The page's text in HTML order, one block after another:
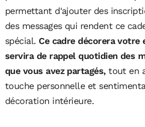
permettant d'ajouter des
des messages qui rendent ce
spécial. Ce cadre décorera votre
servira de rappel quotidien des
que vous avez partagés, tout en
touche personnelle et
décoration intérieure.